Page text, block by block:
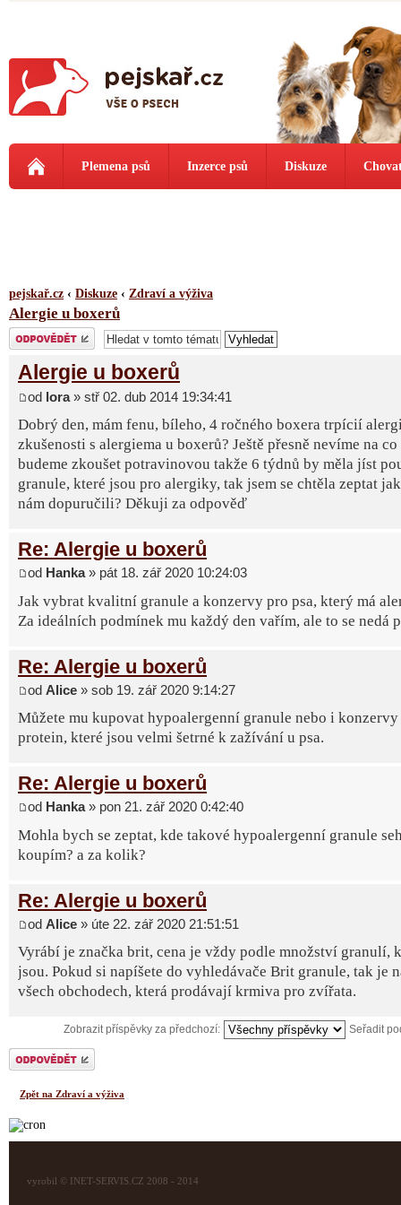
Plemena psů Inzerce psů Diskuze
pejskař.cz ‹ Diskuze ‹ Zdraví a výživa
Alergie u boxerů
Odeslat odpověď
Alergie u boxerů
od lora» stř 02. dub 2014 19:34:41
Dobrý den, mám fenu, bíleho, 4 ročného boxera trpícií
zkušenosti s alergiema u boxerů? Ještě přesně nevíme na
budeme zkoušet potravinovou takže 6 týdnů by měla jíst
granule, které jsou pro alergiky, tak jsem se chtěla zeptat
nám dopuručili? Děkuji za odpověď
Re: Alergie u boxerů
od Hanka» pát 18. zář 2020 10:24:03
Jak vybrat kvalitní granule a konzervy pro psa, který má
Za ideálních podmínek mu každý den vařím, ale to se nedá
Re: Alergie u boxerů
od Alice » sob 19. zář 2020 9:14:27
Můžete mu kupovat hypoalergenní granule nebo i
protein, které jsou velmi šetrné k zažívání u psa.
Re: Alergie u boxerů
od Hanka» pon 21. zář 2020 0:42:40
Mohla bych se zeptat, kde takové hypoalergenní granule
koupím? a za kolik?
Re: Alergie u boxerů
od Alice » úte 22. zář 2020 21:51:51
Vyrábí je značka brit, cena je vždy podle množství granulí,
jsou. Pokud si napíšete do vyhledávače Brit granule, tak je
všech obchodech, která prodávají krmiva pro zvířata.
Zobrazit příspěvky za předchozí: Seřadit
Odeslat odpověď
Zpět na Zdraví a výživa
vyrobil © INET-SERVIS.CZ 2008 - 2014